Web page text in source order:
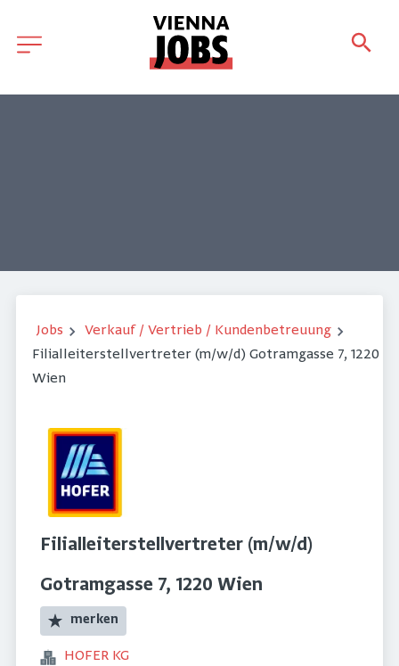
Jobs
Verkauf / Vertrieb / Kundenbetreuung
Filialleiterstellvertreter (m/w/d) Gotramgasse 7, 1220
Wien
Filialleiterstellvertreter (m/w/d)
Gotramgasse 7, 1220 Wien
merken
HOFER KG